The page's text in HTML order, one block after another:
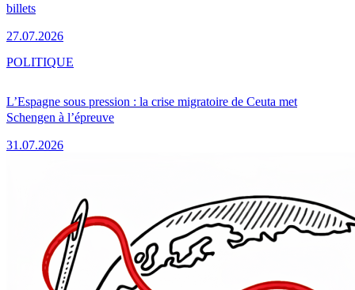
billets
27.07.2026
L’Espagne sous pression : la crise migratoire de Ceuta met
Schengen à l’épreuve
31.07.2026
POLITIQUE